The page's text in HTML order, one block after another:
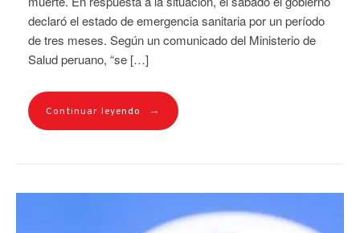
declaró el estado de emergencia sanitaria por un período
de tres meses. Según un comunicado del Ministerio de
Salud peruano, “se […]
Continuar leyendo →